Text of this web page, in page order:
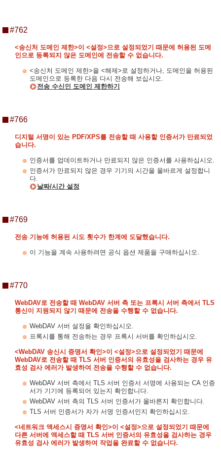
#762
<송신처 도메인 제한>이 <설정>으로 설정되었기 때문에 허용된 도메
인으로 등록되지 않은 도메인에 전송할 수 없습니다.
<송신처 도메인 제한>을 <해제>로 설정하거나, 도메인을 허용된
도메인으로 등록한 다음 다시 전송해 보십시오.
전송 수신인 도메인 제한하기
#766
디지털 서명이 있는 PDF/XPS를 전송할 때 사용할 인증서가 만료되었
습니다.
인증서를 업데이트하거나 만료되지 않은 인증서를 사용하십시오.
인증서가 만료되지 않은 경우 기기의 시간을 올바르게 설정합니
다.
날짜/시간 설정
#769
전송 기능에 허용된 시도 횟수가 한계에 도달했습니다.
이 기능을 계속 사용하려면 공식 옵션 제품을 구매하십시오.
#770
WebDAV로 전송할 때 WebDAV 서버 측 또는 프록시 서버 측에서 TLS
통신이 지원되지 않기 때문에 전송을 수행할 수 없습니다.
WebDAV 서버 설정을 확인하십시오.
프록시를 통해 전송하는 경우 프록시 서버를 확인하십시오.
<WebDAV 송신시 증명서 확인>이 <설정>으로 설정되었기 때문에
WebDAV로 전송할 때 TLS 서버 인증서의 유효성을 검사하는 경우 유
효성 검사 에러가 발생하여 전송을 수행할 수 없습니다.
WebDAV 서버 측에서 TLS 서버 인증서 서명에 사용되는 CA 인증
서가 기기에 등록되어 있는지 확인합니다.
WebDAV 서버 측의 TLS 서버 인증서가 올바른지 확인합니다.
TLS 서버 인증서가 자가 서명 인증서인지 확인하십시오.
<네트워크 액세스시 증명서 확인>이 <설정>으로 설정되었기 때문에
다른 서버에 액세스할 때 TLS 서버 인증서의 유효성을 검사하는 경우
유효성 검사 에러가 발생하여 작업을 완료할 수 없습니다.